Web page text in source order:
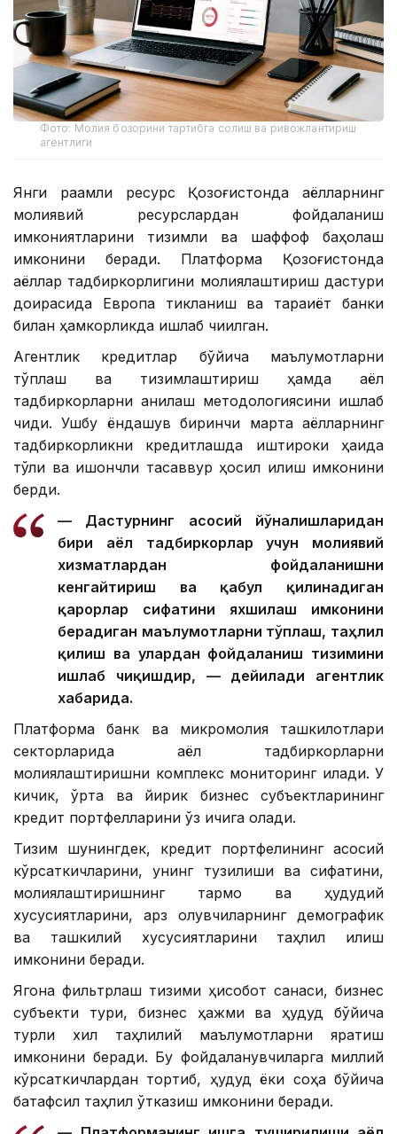
Фото: Молия бозорини тартибга солиш ва ривожлантириш
агентлиги
Янги рақамли ресурс Қозоғистонда аёлларнинг
молиявий ресурслардан фойдаланиш
имкониятларини тизимли ва шаффоф баҳолаш
имконини беради. Платформа Қозоғистонда
аёллар тадбиркорлигини молиялаштириш дастури
доирасида Европа тикланиш ва тараққиёт банки
билан ҳамкорликда ишлаб чиқилган.
Агентлик кредитлар бўйича маълумотларни
тўплаш ва тизимлаштириш ҳамда аёл
тадбиркорларни аниқлаш методологиясини ишлаб
чиқди. Ушбу ёндашув биринчи марта аёлларнинг
тадбиркорликни кредитлашда иштироки ҳақида
тўлиқ ва ишончли тасаввур ҳосил қилиш имконини
берди.
— Дастурнинг асосий йўналишларидан
бири аёл тадбиркорлар учун молиявий
хизматлардан фойдаланишни
кенгайтириш ва қабул қилинадиган
қарорлар сифатини яхшилаш имконини
берадиган маълумотларни тўплаш, таҳлил
қилиш ва улардан фойдаланиш тизимини
ишлаб чиқишдир, — дейилади агентлик
хабарида.
Платформа банк ва микромолия ташкилотлари
секторларида аёл тадбиркорларни
молиялаштиришни комплекс мониторинг қилади. У
кичик, ўрта ва йирик бизнес субъектларининг
кредит портфелларини ўз ичига олади.
Тизим шунингдек, кредит портфелининг асосий
кўрсаткичларини, унинг тузилиши ва сифатини,
молиялаштиришнинг тармоқ ва ҳудудий
хусусиятларини, қарз олувчиларнинг демографик
ва ташкилий хусусиятларини таҳлил қилиш
имконини беради.
Ягона фильтрлаш тизими ҳисобот санаси, бизнес
субъекти тури, бизнес ҳажми ва ҳудуд бўйича
турли хил таҳлилий маълумотларни яратиш
имконини беради. Бу фойдаланувчиларга миллий
кўрсаткичлардан тортиб, ҳудуд ёки соҳа бўйича
батафсил таҳлил ўтказиш имконини беради.